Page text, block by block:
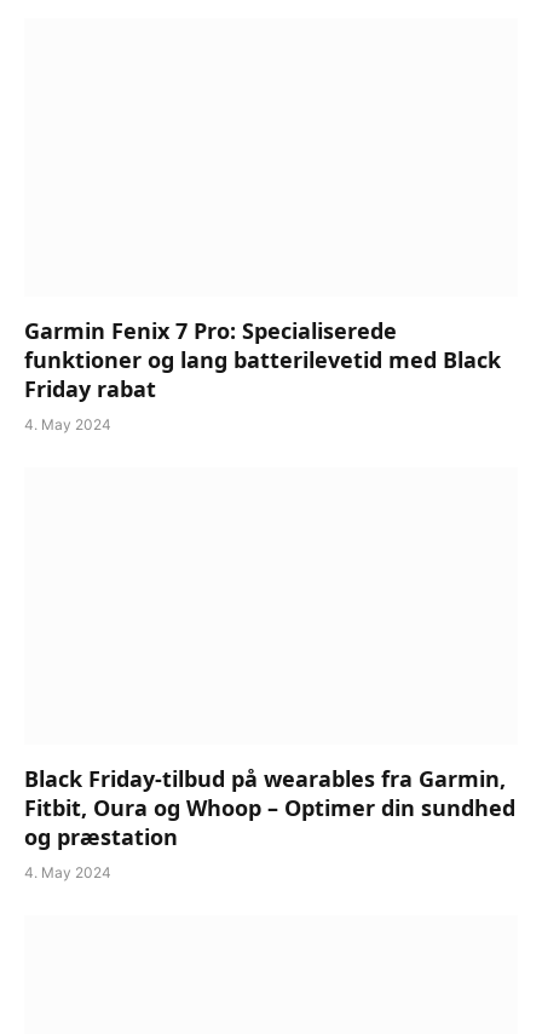
Garmin Fenix 7 Pro: Specialiserede
funktioner og lang batterilevetid med Black
Friday rabat
4. May 2024
Black Friday-tilbud på wearables fra Garmin,
Fitbit, Oura og Whoop – Optimer din sundhed
og præstation
4. May 2024